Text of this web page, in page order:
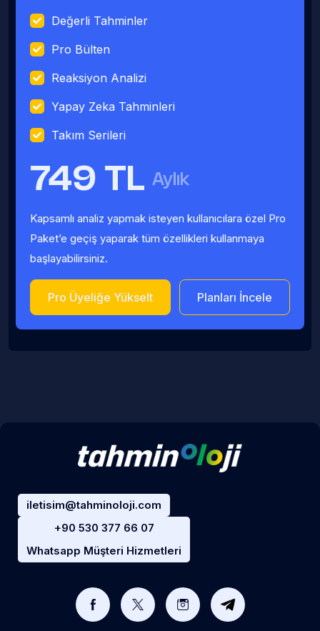
Değerli Tahminler
Pro Bülten
Reaksiyon Analizi
Yapay Zeka Tahminleri
Takım Serileri
749 TL Aylık
Kapsamlı analiz yapmak isteyen kullanıcılara özel Pro
Paket’e geçiş yaparak tüm özellikleri kullanmaya
başlayabilirsiniz.
Pro Üyeliğe Yükselt Planları İncele
iletisim@tahminoloji.com
+90 530 377 66 07
Whatsapp Müşteri Hizmetleri